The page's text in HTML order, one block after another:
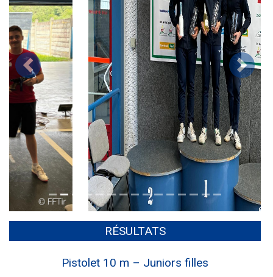
Précédent
RÉSULTATS
Pistolet 10 m – Juniors filles